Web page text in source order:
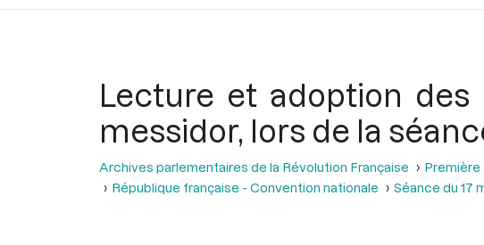
Lecture et adoption des
messidor, lors de la
Archives parlementaires de la Révolution Française Première
République française - Convention nationale
Séance du 17